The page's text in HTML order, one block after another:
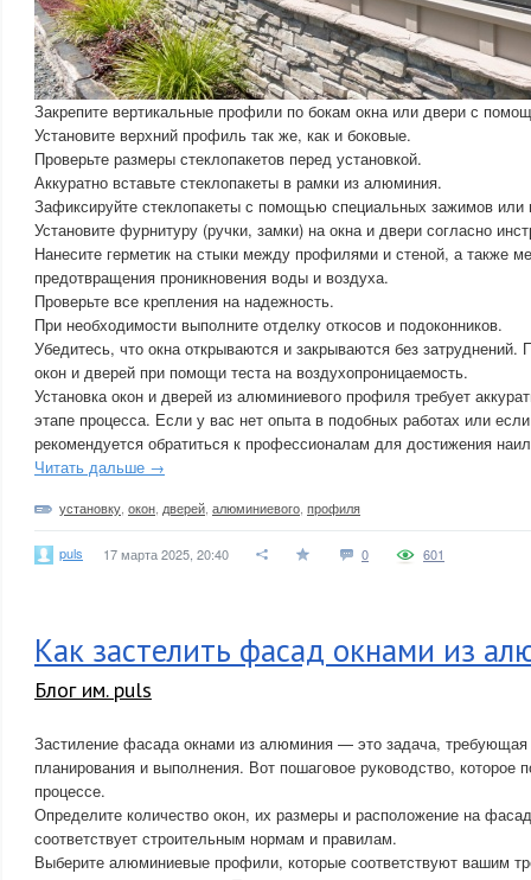
Закрепите вертикальные профили по бокам окна или двери с
Установите верхний профиль так же, как и боковые.
Проверьте размеры стеклопакетов перед установкой.
Аккуратно вставьте стеклопакеты в рамки из алюминия.
Зафиксируйте стеклопакеты с помощью специальных зажимов или
Установите фурнитуру (ручки, замки) на окна и двери согласно
Нанесите герметик на стыки между профилями и стеной, а также
предотвращения проникновения воды и воздуха.
Проверьте все крепления на надежность.
При необходимости выполните отделку откосов и подоконников.
Убедитесь, что окна открываются и закрываются без затруднений.
окон и дверей при помощи теста на воздухопроницаемость.
Установка окон и дверей из алюминиевого профиля требует
этапе процесса. Если у вас нет опыта в подобных работах или
рекомендуется обратиться к профессионалам для достижения
Читать дальше →
установку окон дверей алюминиевого профиля
puls 17 марта 2025, 20:40 0 601
Как застелить фасад окнами из
Блог им. puls
Застиление фасада окнами из алюминия — это задача, требующая
планирования и выполнения. Вот пошаговое руководство, которое
процессе.
Определите количество окон, их размеры и расположение на
соответствует строительным нормам и правилам.
Выберите алюминиевые профили, которые соответствуют вашим